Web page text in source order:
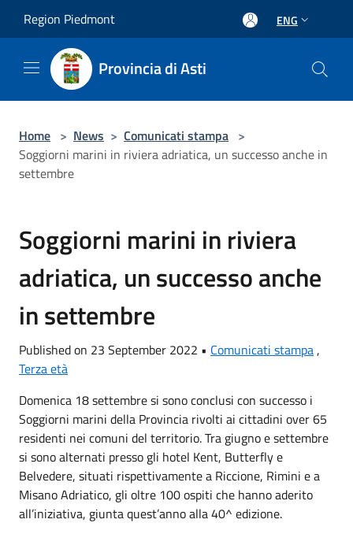
Region Piedmont ENG
Provincia di Asti
Home > News > Comunicati stampa >
Soggiorni marini in riviera adriatica, un successo anche in
settembre
Soggiorni marini in riviera
adriatica, un successo anche
in settembre
Published on 23 September 2022 • Comunicati stampa ,
Terza età
Domenica 18 settembre si sono conclusi con successo i
Soggiorni marini della Provincia rivolti ai cittadini over 65
residenti nei comuni del territorio. Tra giugno e settembre
si sono alternati presso gli hotel Kent, Butterfly e
Belvedere, situati rispettivamente a Riccione, Rimini e a
Misano Adriatico, gli oltre 100 ospiti che hanno aderito
all’iniziativa, giunta quest’anno alla 40^ edizione.